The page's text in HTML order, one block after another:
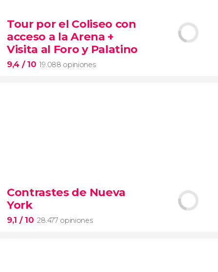
Tour por el Coliseo con
acceso a la Arena +
Visita al Foro y Palatino
9,4 / 10 19.088 opiniones
Arena de gladiadores
visita del
Coliseo Romano
el Foro y el
Contrastes de Nueva
York
9,1 / 10 28.477 opiniones